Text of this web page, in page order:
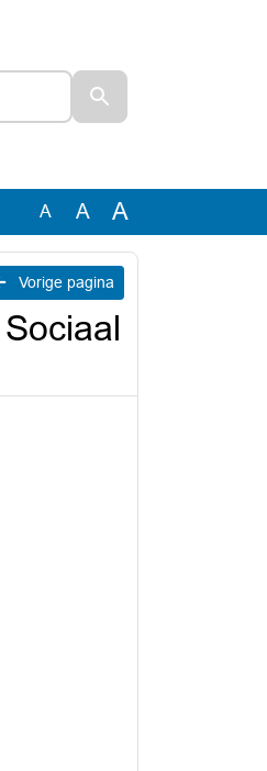
A A A
Vorige pagina